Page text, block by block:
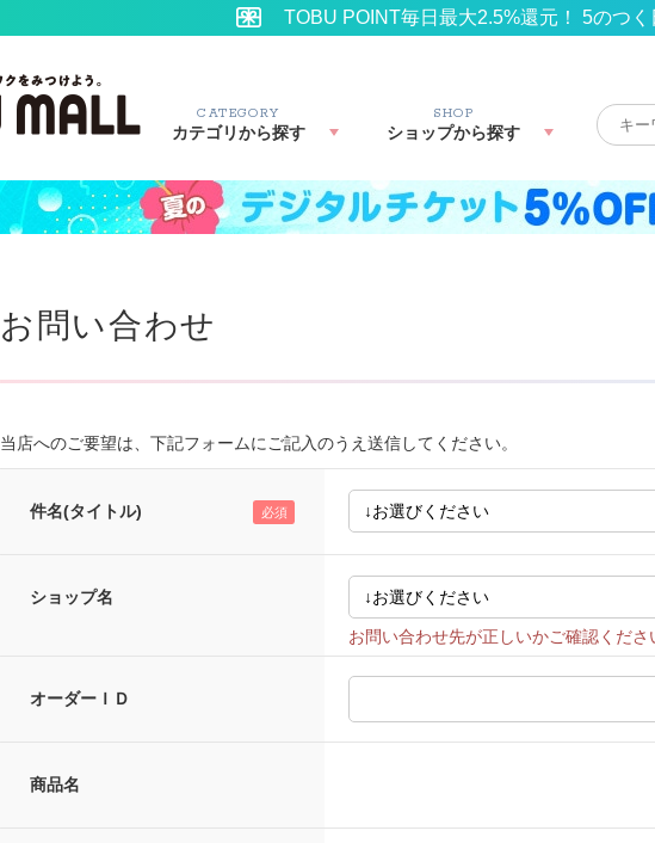
TOBU POINT毎日最大2.5%還元！ 5のつ
CATEGORY
カテゴリから探す
SHOP
ショップから探す
お問い合わせ
当店へのご要望は、下記フォームにご記入のうえ送信してください。
件名(タイトル)
ショップ名
オーダーＩＤ
商品名